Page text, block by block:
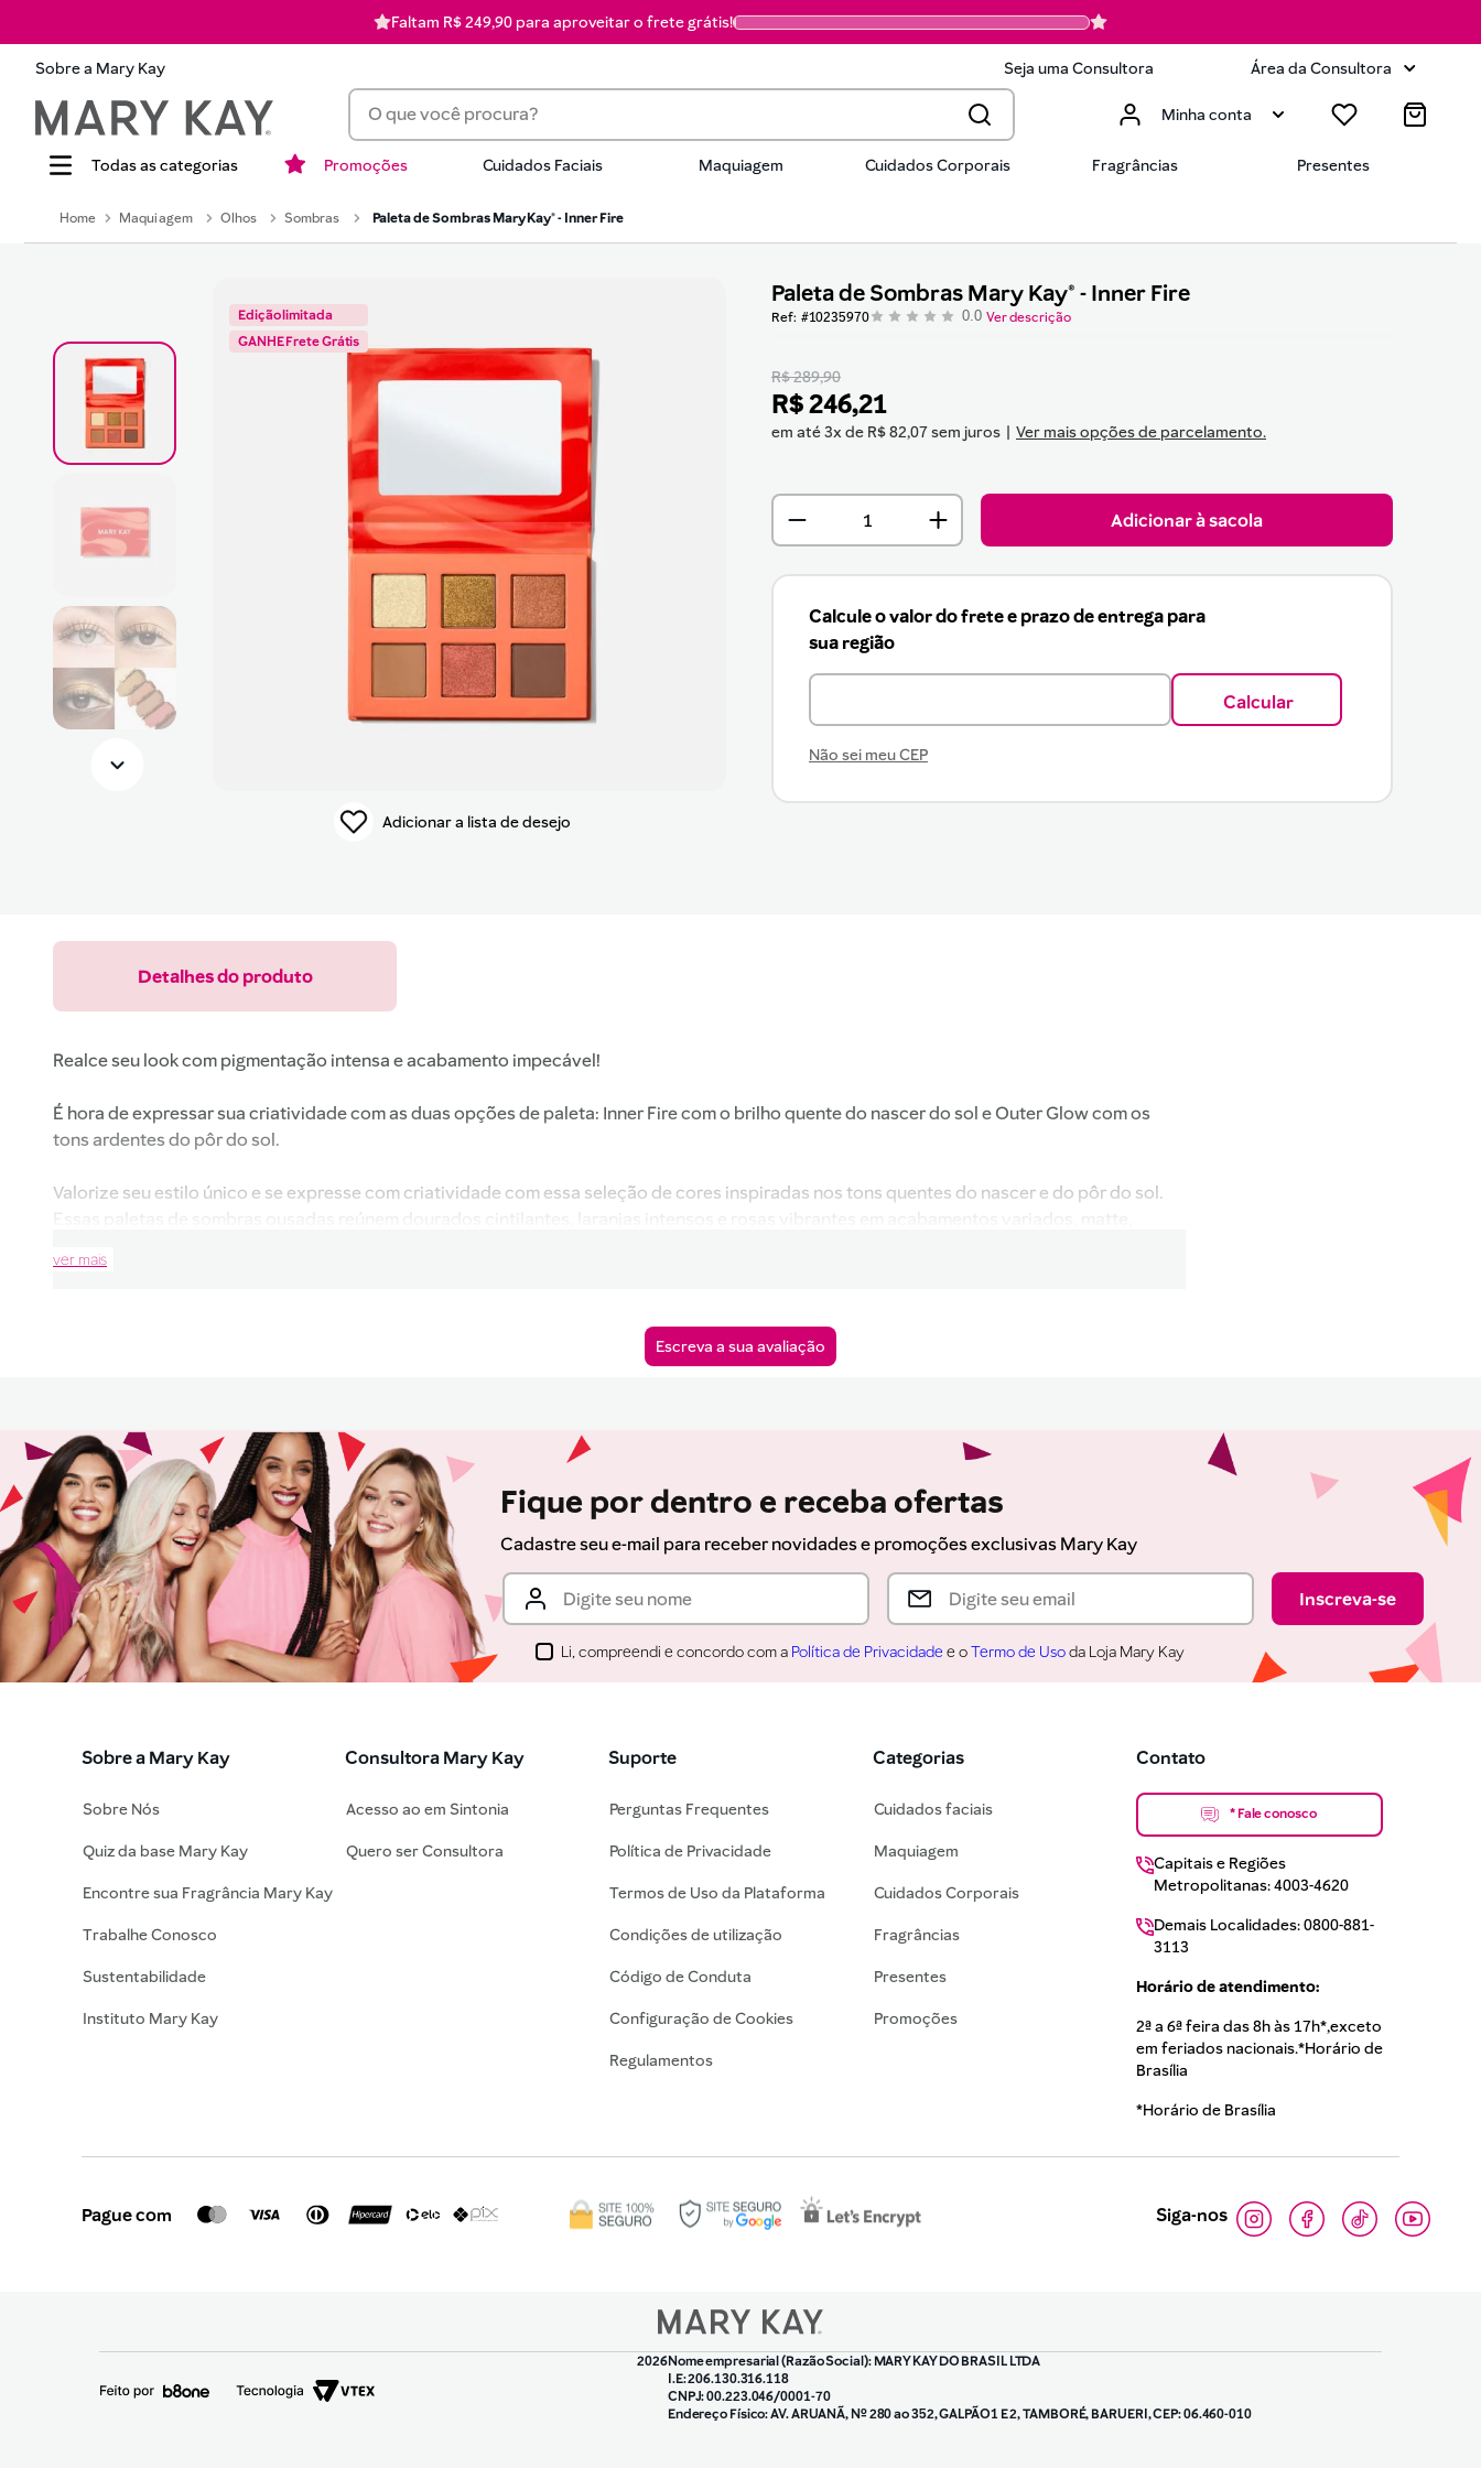
Faltam R$ 249,90 para aproveitar o frete grátis!
Sobre a Mary Kay Seja uma Consultora Área da Consultora
O que você procura?
Minha conta
Promoções Cuidados Faciais Maquiagem Cuidados Corporais Fragrâncias Presentes
Maquiagem Olhos Sombras Paleta de Sombras Mary Kay® - Inner Fire
Edição limitada
GANHE Frete Grátis
Paleta de Sombras Mary Kay® - Inner Fire
: 10235970 0.0 Ver descrição
R$ 289,90
R$246,21
em até3x de R$82,07sem juros Ver mais opções de parcelamento.
Adicionar à sacola
Calcule o valor do frete e prazo de entrega para
sua região
Não sei meu CEP
Detalhes do produto
Realce seu look com pigmentação intensa e acabamento impecável!
É hora de expressar sua criatividade com as duas opções de paleta: Inner Fire com o brilho quente do nascer do sol e Outer Glow com os
tons ardentes do pôr do sol.
Valorize seu estilo único e se expresse com criatividade com essa seleção de cores inspiradas nos tons quentes do nascer e do pôr do sol.
Essas paletas de sombras ousadas reúnem dourados cintilantes, laranjas intensos e rosas vibrantes em acabamentos variados, matte,
• Fórmula com Power Technology, que promove cor duradoura sem esfarelar
ver mais
Fique por dentro e receba ofertas
Cadastre seu e-mail para receber novidades e promoções exclusivas Mary Kay
Inscreva-se
Li, compreendi e concordo com a Política de Privacidade e oTermo de Usoda Loja Mary Kay
Sobre a Mary Kay
Sobre Nós
Quiz da base Mary Kay
Encontre sua Fragrância Mary Kay
Trabalhe Conosco
Sustentabilidade
Instituto Mary Kay
Consultora Mary Kay
Acesso ao em Sintonia
Quero ser Consultora
Suporte
Perguntas Frequentes
Política de Privacidade
Termos de Uso da Plataforma
Condições de utilização
Código de Conduta
Configuração de Cookies
Regulamentos
Categorias
Cuidados faciais
Maquiagem
Cuidados Corporais
Fragrâncias
Presentes
Promoções
Contato
* Fale conosco
Capitais e Regiões
Metropolitanas: 4003-4620
Demais Localidades: 0800-881-
3113
Horário de atendimento:
2ª a 6ª feira das 8h às 17h*,exceto
em feriados nacionais.*Horário de
Brasília
*Horário de Brasília
Pague com Siga-nos
2026Nome empresarial (Razão Social): MARY KAY DO BRASIL LTDA
I.E: 206.130.316.118
CNPJ: 00.223.046/0001-70
Endereço Físico: AV. ARUANÃ, Nº 280 ao 352, GALPÃO1 E 2, TAMBORÉ, BARUERI, CEP: 06.460-010
Termos mais buscados
batom
4
blush
7
8
9 pincel